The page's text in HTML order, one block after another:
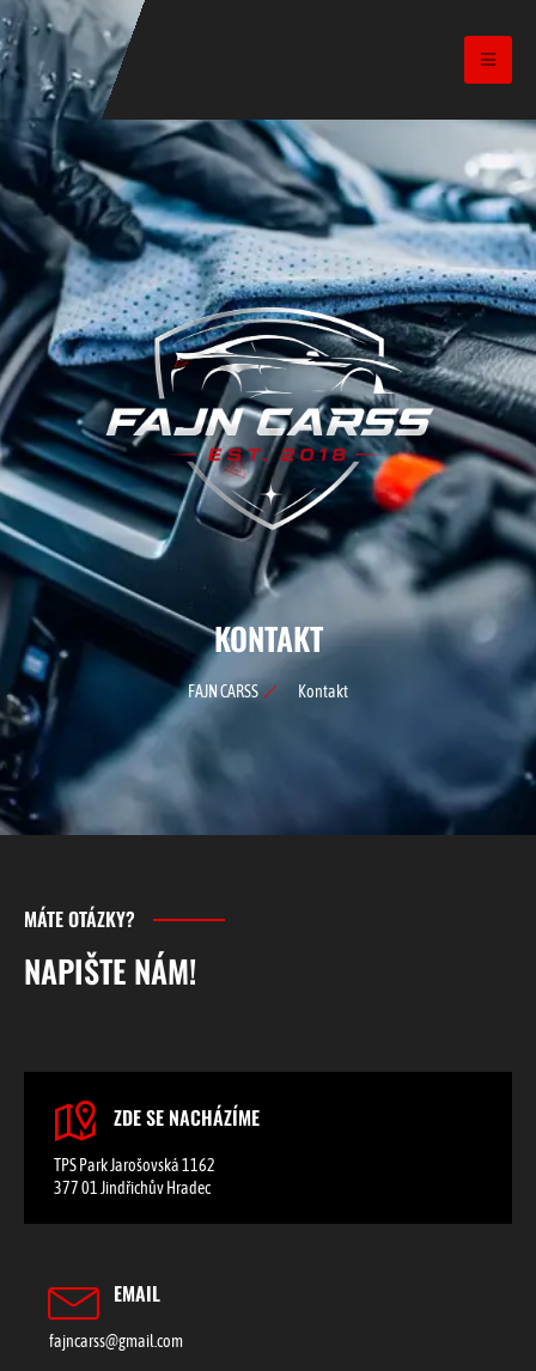
KONTAKT
FAJN CARSS Kontakt
MÁTE OTÁZKY?
NAPIŠTE NÁM!
ZDE SE NACHÁZÍME
TPS Park Jarošovská 1162
377 01 Jindřichův Hradec
EMAIL
fajncarss@gmail.com